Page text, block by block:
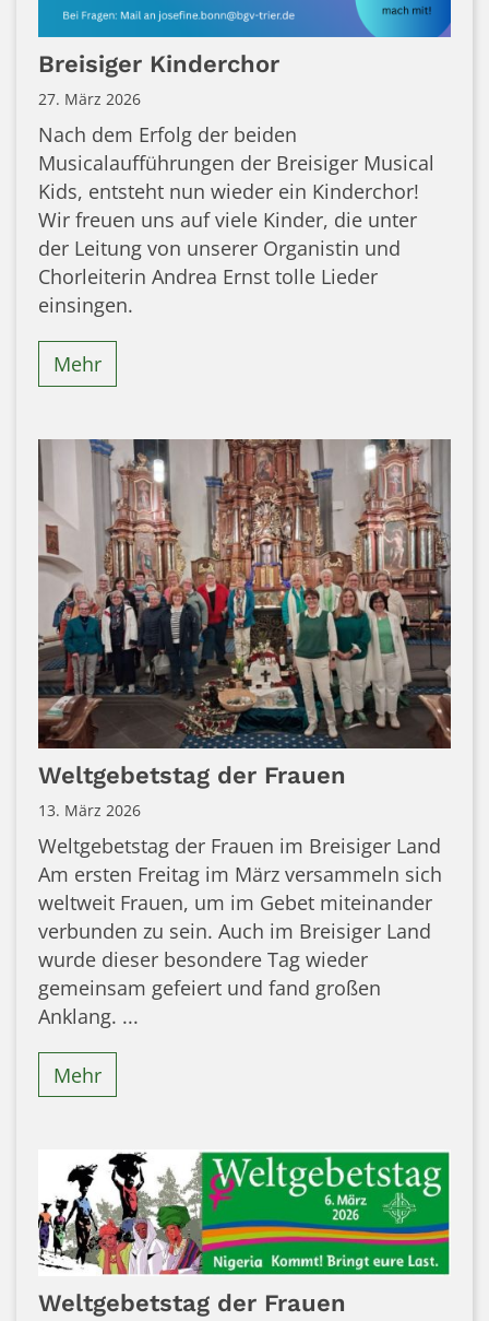
Breisiger Kinderchor
27. März 2026
Nach dem Erfolg der beiden
Musicalaufführungen der Breisiger Musical
Kids, entsteht nun wieder ein Kinderchor!
Wir freuen uns auf viele Kinder, die unter
der Leitung von unserer Organistin und
Chorleiterin Andrea Ernst tolle Lieder
einsingen.
Mehr
Weltgebetstag der Frauen
13. März 2026
Weltgebetstag der Frauen im Breisiger Land
Am ersten Freitag im März versammeln sich
weltweit Frauen, um im Gebet miteinander
verbunden zu sein. Auch im Breisiger Land
wurde dieser besondere Tag wieder
gemeinsam gefeiert und fand großen
Anklang. ...
Mehr
Weltgebetstag der Frauen